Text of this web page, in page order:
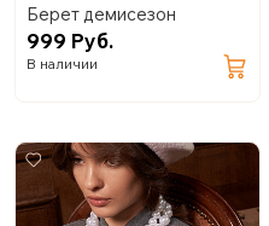
Берет демисезон
999 Руб.
В наличии